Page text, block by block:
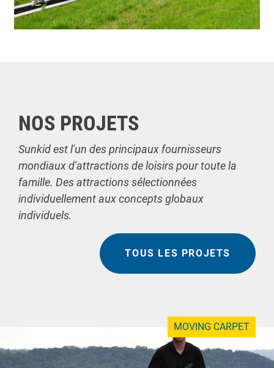
NOS PROJETS
Sunkid est l'un des principaux fournisseurs
mondiaux d'attractions de loisirs pour toute la
famille. Des attractions sélectionnées
individuellement aux concepts globaux
individuels.
TOUS LES PROJETS
MOVING CARPET